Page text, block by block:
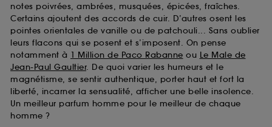
notes poivrées, ambrées, musquées, épicées, fraîches.
Certains ajoutent des accords de cuir. D’autres osent les
pointes orientales de vanille ou de patchouli... Sans oublier
leurs flacons qui se posent et s’imposent. On pense
notamment à 1 Million de Paco Rabanne ou Le Male de
Jean-Paul Gaultier. De quoi varier les humeurs et le
magnétisme, se sentir authentique, porter haut et fort la
liberté, incarner la sensualité, afficher une belle insolence.
Un meilleur parfum homme pour le meilleur de chaque
homme ?